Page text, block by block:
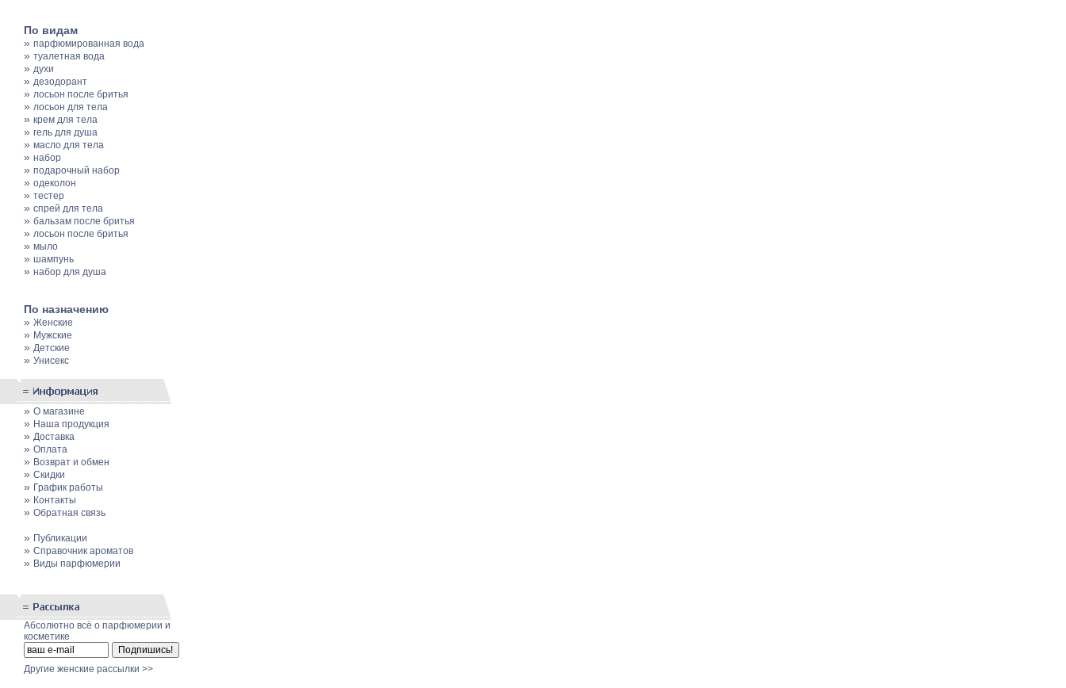
По видам
» парфюмированная вода
» туалетная вода
» духи
» дезодорант
» лосьон после бритья
» лосьон для тела
» крем для тела
» гель для душа
» масло для тела
» набор
» подарочный набор
» одеколон
» тестер
» спрей для тела
» бальзам после бритья
» лосьон после бритья
» мыло
» шампунь
» набор для душа
По назначению
» Женские
» Мужские
» Детские
» Унисекс
» О магазине
» Наша продукция
» Доставка
» Оплата
» Возврат и обмен
» Скидки
» График работы
» Контакты
» Обратная связь
» Публикации
» Cправочник ароматов
» Виды парфюмерии
Абсолютно всё о парфюмерии и
косметике
Другие женские рассылки >>